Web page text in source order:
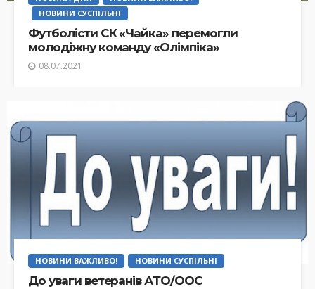
НОВИНИ СУСПІЛЬНІ
Футболісти СК «Чайка» перемогли
молодіжну команду «Олімпіка»
08.07.2021
НОВИНИ ВАЖЛИВО! НОВИНИ СУСПІЛЬНІ
До уваги ветеранів АТО/ООС